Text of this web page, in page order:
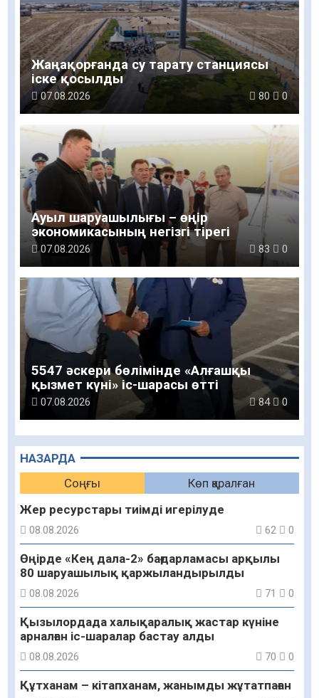
НАЗАРДА
Соңғы
Көп қаралған
Жер ресурстары тиімді игерілуде
08.08.2026 62 0
Өңірде «Кең дала-2» бағдарламасы арқылы
80 шаруашылық қаржыландырылды
08.08.2026 71 0
Қызылордада халықаралық жастар күніне
арналған іс-шаралар бастау алды
08.08.2026 70 0
Құтханам – кітапханам, жанымды жұтатпаған
Жаңақорғанда су тарату станциясы
іске қосылды
07.08.2026 80 0
Ауыл шаруашылығы – өңір
экономикасының негізгі тірегі
07.08.2026 83 0
5547 әскери бөлімінде «Алғашқы
қызмет күні» іс-шарасы өтті
07.08.2026 84 0